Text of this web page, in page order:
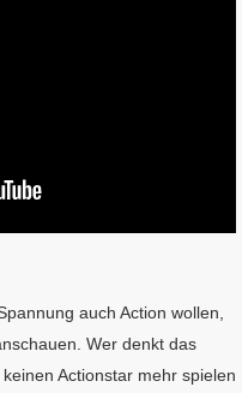
auch Action wollen,
Wer denkt das
Actionstar mehr spielen